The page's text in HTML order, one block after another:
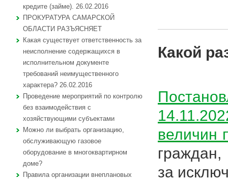
кредите (займе). 26.02.2016
ПРОКУРАТУРА САМАРСКОЙ
ОБЛАСТИ РАЗЪЯСНЯЕТ
Какая существует ответственность за
неисполнение содержащихся в
исполнительном документе
требований неимущественного
характера? 26.02.2016
Проведение мероприятий по контролю
без взаимодействия с
хозяйствующими субъектами
Можно ли выбрать организацию,
обслуживающую газовое
оборудование в многоквартирном
доме?
Правила организации внеплановых
Какой
величин
за